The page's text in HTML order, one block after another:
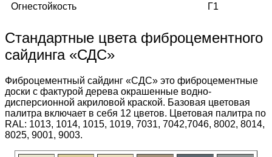
Огнестойкость
Г1
Стандартные цвета фиброцементного
сайдинга «СДС»
Фиброцементный сайдинг «СДС» это фиброцементные
доски с фактурой дерева окрашенные водно-
дисперсионной акриловой краской. Базовая цветовая
палитра включает в себя 12 цветов. Цветовая палитра по
RAL: 1013, 1014, 1015, 1019, 7031, 7042,7046, 8002, 8014,
8025, 9001, 9003.